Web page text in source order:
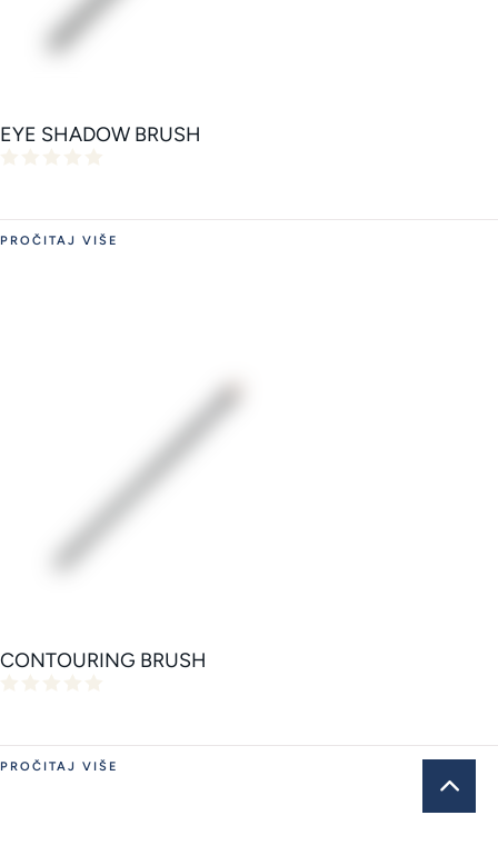
EYE SHADOW BRUSH
PROČITAJ VIŠE
CONTOURING BRUSH
PROČITAJ VIŠE